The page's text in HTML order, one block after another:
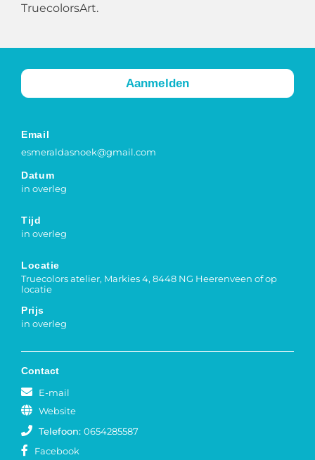
TruecolorsArt.
Aanmelden
Email
esmeraldasnoek@gmail.com
Datum
in overleg
Tijd
in overleg
Locatie
Truecolors atelier, Markies 4, 8448 NG Heerenveen of op
locatie
Prijs
in overleg
Contact
E-mail
Website
Telefoon: 0654285587
Facebook